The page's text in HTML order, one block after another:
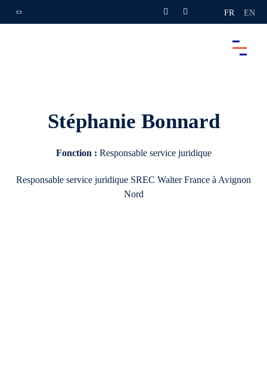
FR EN
Stéphanie Bonnard
Fonction : Responsable service juridique
Responsable service juridique SREC Walter France à Avignon
Nord